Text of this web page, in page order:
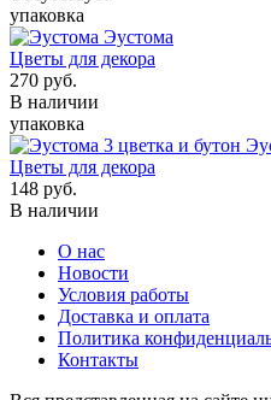
упаковка
Эустома
Цветы для декора
270 руб.
В наличии
упаковка
Цветы для декора
148 руб.
В наличии
О нас
Новости
Условия работы
Доставка и оплата
Политика
Контакты